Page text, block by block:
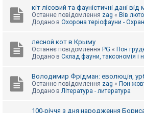
з
е
кіт лісовий та фауністичні дані від
Останнє повідомлення zag « Вів
Додано в Охорона теріофауни -
лесной кот в Крыму
Останнє повідомлення PG « Пон
Додано в Склад фауни, таксономія і
Володимир Фрідман: еволюція,
Останнє повідомлення zag « Пон
Додано в Література - литература
100-річчя з дня народження